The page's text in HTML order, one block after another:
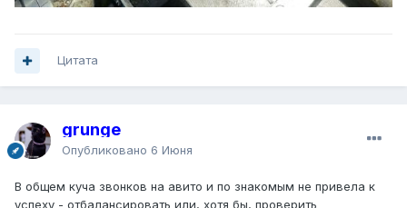
Цитата
grunge
Опубликовано 6 Июня
В общем куча звонков на авито и по знакомым не привела к
успеху - отбалансировать или, хотя бы, проверить